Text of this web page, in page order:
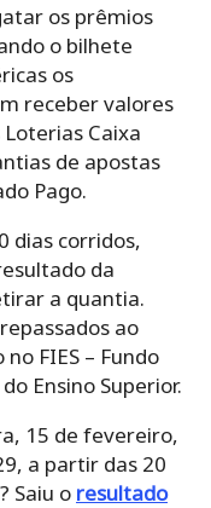
os prêmios
o bilhete
os
receber valores
Caixa
de apostas
Pago.
dias corridos,
da
a quantia.
ao
FIES – Fundo
Ensino Superior.
15 de fevereiro,
a partir das 20
Saiu o resultado